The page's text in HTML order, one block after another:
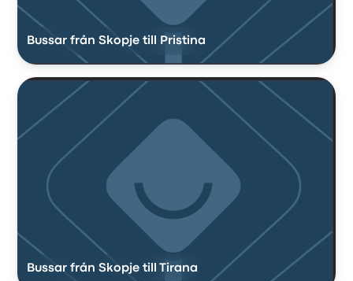
Bussar från Skopje till Pristina
Bussar från Skopje till Tirana